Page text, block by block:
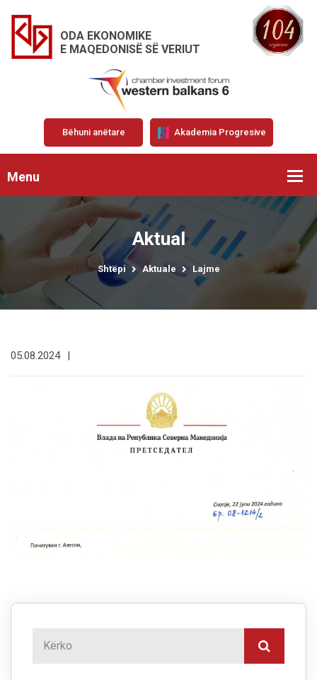
ODA EKONOMIKE
E MAQEDONISË SË VERIUT
Bëhuni anëtare Akademia Progresive
Menu
Aktual
Shtëpi Aktuale Lajme
05.08.2024 |